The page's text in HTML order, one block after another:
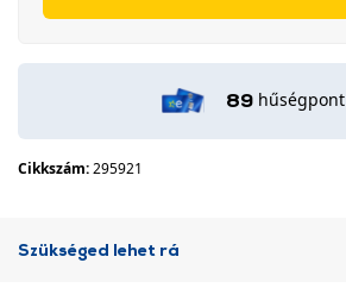
89 hűségpont
Cikkszám:295921
Szükséged lehet rá